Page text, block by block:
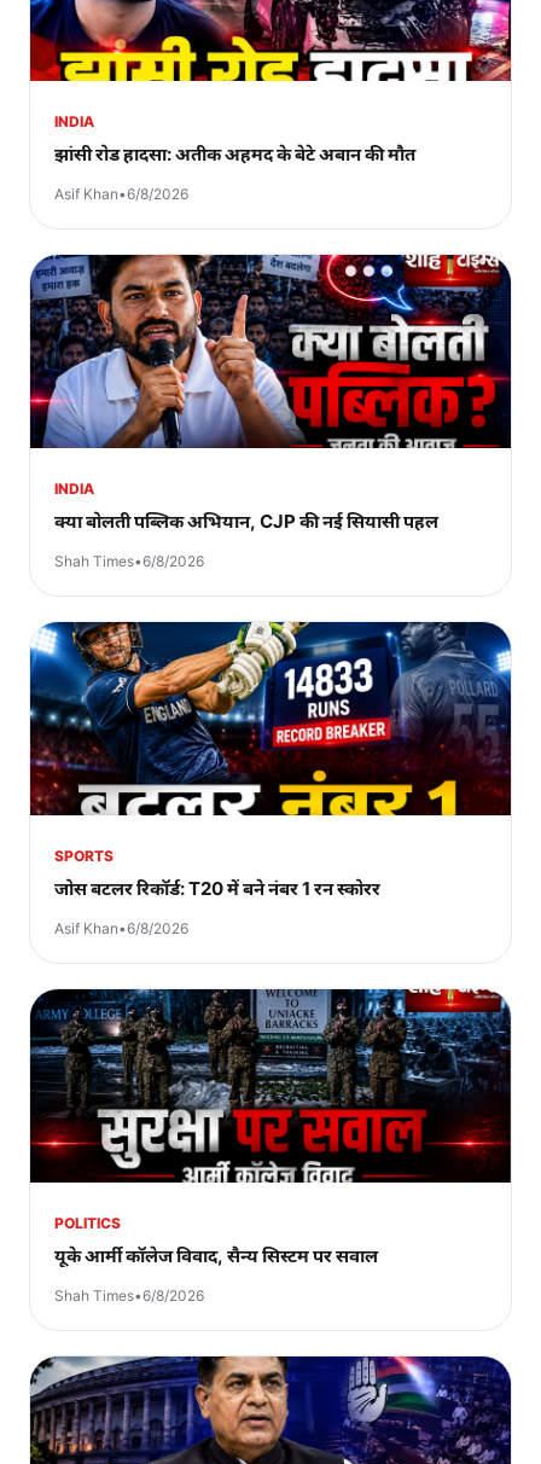
INDIA
झांसी रोड हादसा: अतीक अहमद के बेटे अबान की मौत
Asif Khan•6/8/2026
INDIA
क्या बोलती पब्लिक अभियान, CJP की नई सियासी पहल
Shah Times•6/8/2026
SPORTS
जोस बटलर रिकॉर्ड: T20 में बने नंबर 1 रन स्कोरर
Asif Khan•6/8/2026
POLITICS
यूके आर्मी कॉलेज विवाद, सैन्य सिस्टम पर सवाल
Shah Times•6/8/2026